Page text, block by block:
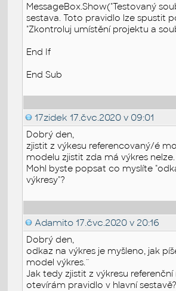
MessageBox.Show("Testovaný
sestava. Toto pravidlo lze spustit
"Zkontroluj umístění projektu a
End If
End Sub
17zidek 17.čvc.2020 v 09:01
Dobrý den,
zjistit z výkesu referencovaný/é
modelu zjistit zda má výkres nelze.
Mohl byste popsat co myslíte
výkresy"?
Adamito 17.čvc.2020 v 20:16
Dobrý den,
odkaz na výkres je myšleno, jak
model výkres.¨
Jak tedy zjistit z výkresu
otevírám pravidlo v hlavní sestavě?